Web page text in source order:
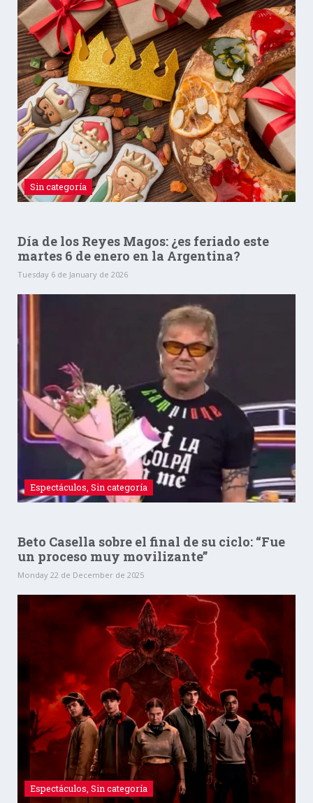
Sin categoría
Día de los Reyes Magos: ¿es feriado este
martes 6 de enero en la Argentina?
Tuesday 6 de January de 2026
Espectáculos Sin categoría
Beto Casella sobre el final de su ciclo: “Fue
un proceso muy movilizante”
Monday 22 de December de 2025
Espectáculos Sin categoría